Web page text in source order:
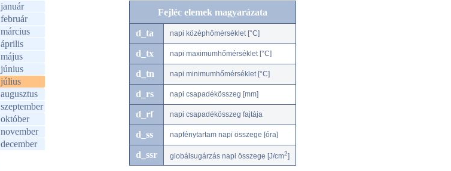
január
február
március
április
május
június
július
augusztus
szeptember
október
november
december
Fejléc elemek magyarázata
d_ta napi középhőmérséklet [°C]
d_tx napi maximumhőmérséklet [°C]
d_tn napi minimumhőmérséklet [°C]
d_rs napi csapadékösszeg [mm]
d_rf napi csapadékösszeg fajtája
d_ss napfénytartam napi összege [óra]
d_ssr globálsugárzás napi összege [J/cm2]